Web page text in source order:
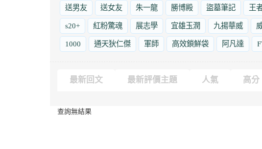
送男友 送女友 朱一龍 勝博殿 盜墓筆記 王
s20+ 紅粉驚魂 展志學 宜雄玉潤 九揚華威
1000 通天狄仁傑 軍師 高效鎖鮮袋 阿凡達
最新回文 最新評價主題 人氣 高分
查詢無結果